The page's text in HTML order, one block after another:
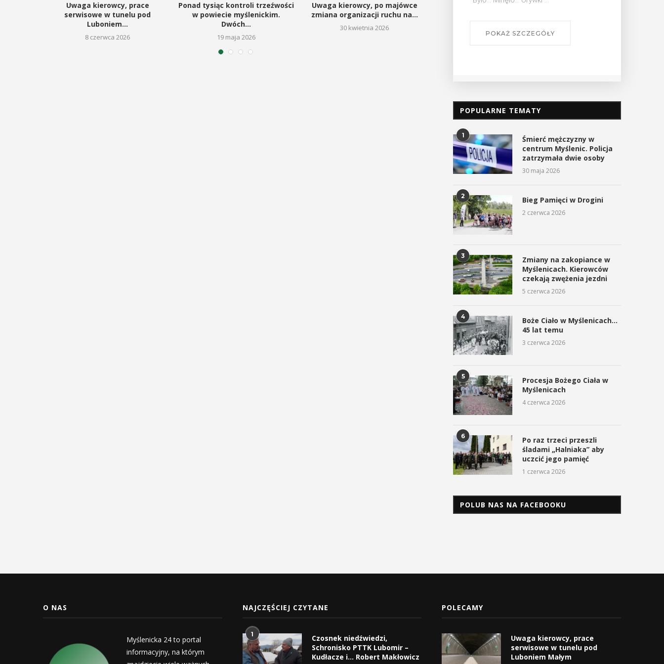
Uwaga kierowcy, prace
serwisowe w tunelu pod
Luboniem...
8 czerwca 2026
Ponad tysiąc kontroli trzeźwości
w powiecie myślenickim.
Dwóch...
19 maja 2026
Uwaga kierowcy, po majówce
zmiana organizacji ruchu na...
30 kwietnia 2026
Wędkarze z Myślenic na
POKAŻ SZCZEGÓŁY
POKAŻ SZCZEGÓŁY
POKAŻ SZCZEGÓŁY
POPULARNE TEMATY
1
Śmierć mężczyzny w
centrum Myślenic. Policja
zatrzymała dwie osoby
30 maja 2026
2 Bieg Pamięci w Drogini
2 czerwca 2026
3
Zmiany na zakopiance w
Myślenicach. Kierowców
czekają zwężenia jezdni
5 czerwca 2026
4
Boże Ciało w Myślenicach…
45 lat temu
3 czerwca 2026
5
Procesja Bożego Ciała w
Myślenicach
4 czerwca 2026
6
Po raz trzeci przeszli
śladami „Halniaka” aby
uczcić jego pamięć
1 czerwca 2026
POLUB NAS NA FACEBOOKU
O NAS
Myślenicka 24 to portal
informacyjny, na którym
NAJCZĘŚCIEJ CZYTANE
1
Czosnek niedźwiedzi,
Schronisko PTTK Lubomir –
Kudłacze i… Robert Makłowicz
POLECAMY
Uwaga kierowcy, prace
serwisowe w tunelu pod
Luboniem Małym